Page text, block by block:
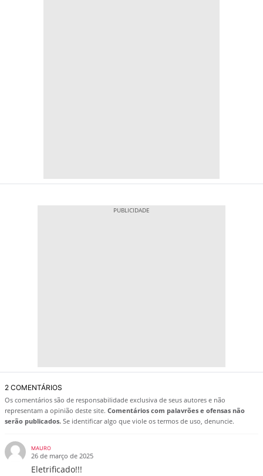
2 COMENTÁRIOS
Os comentários são de responsabilidade exclusiva de seus autores e não
representam a opinião deste site. Comentários com palavrões e ofensas não
serão publicados. Se identificar algo que viole os termos de uso, denuncie.
MAURO
26 de março de 2025
Eletrificado!!!